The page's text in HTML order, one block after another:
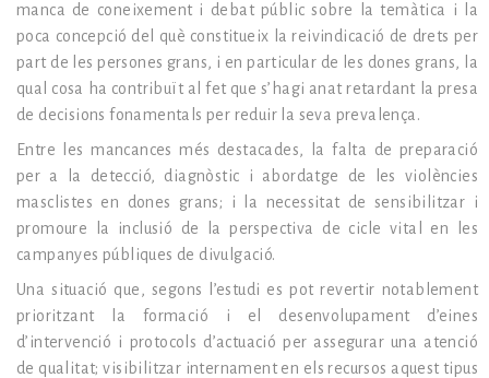
manca de coneixement i debat públic sobre la temàtica i la
poca concepció del què constitueix la reivindicació de drets per
part de les persones grans, i en particular de les dones grans, la
qual cosa ha contribuït al fet que s’hagi anat retardant la presa
de decisions fonamentals per reduir la seva prevalença.
Entre les mancances més destacades, la falta de preparació
per a la detecció, diagnòstic i abordatge de les violències
masclistes en dones grans; i la necessitat de sensibilitzar i
promoure la inclusió de la perspectiva de cicle vital en les
campanyes públiques de divulgació.
Una situació que, segons l’estudi es pot revertir notablement
prioritzant la formació i el desenvolupament d’eines
d’intervenció i protocols d’actuació per assegurar una atenció
de qualitat; visibilitzar internament en els recursos aquest tipus